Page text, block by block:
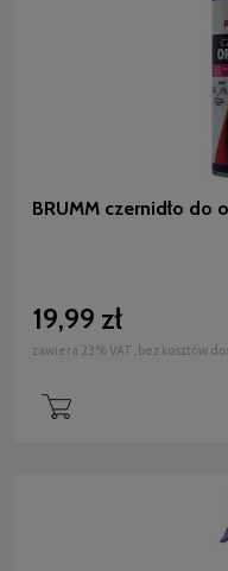
BRUMM czernidło
19,99 zł
zawiera 23% VAT, bez kosztów